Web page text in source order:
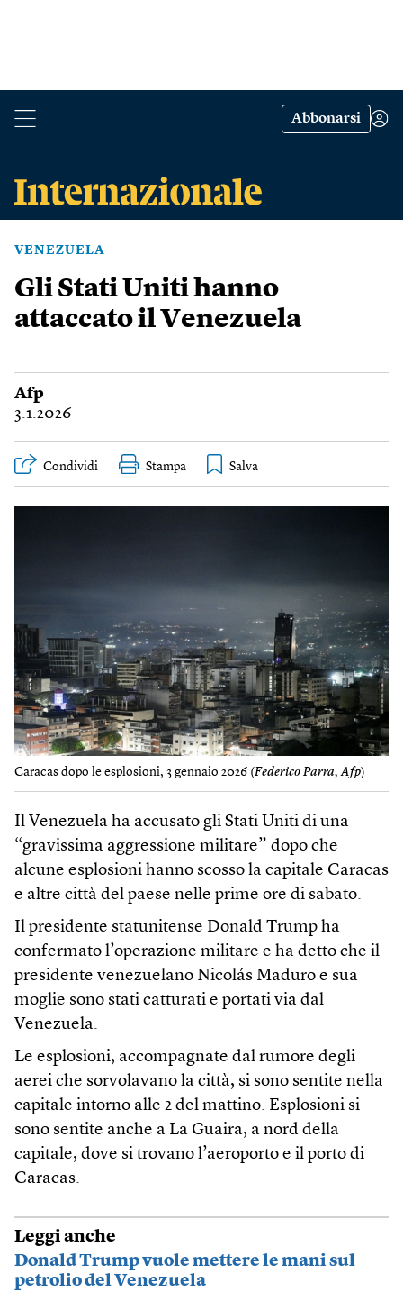
Abbonarsi
VENEZUELA
Gli Stati Uniti hanno
attaccato il Venezuela
Afp
3.1.2026
Condividi Stampa
Caracas dopo le esplosioni, 3 gennaio 2026 (Federico Parra, Afp)
Il Venezuela ha accusato gli Stati Uniti di una
“gravissima aggressione militare” dopo che
alcune esplosioni hanno scosso la capitale Caracas
e altre città del paese nelle prime ore di sabato.
Il presidente statunitense Donald Trump ha
confermato l’operazione militare e ha detto che il
presidente venezuelano Nicolás Maduro e sua
moglie sono stati catturati e portati via dal
Venezuela.
Le esplosioni, accompagnate dal rumore degli
aerei che sorvolavano la città, si sono sentite nella
capitale intorno alle 2 del mattino. Esplosioni si
sono sentite anche a La Guaira, a nord della
capitale, dove si trovano l’aeroporto e il porto di
Caracas.
Leggi anche
Donald Trump vuole mettere le mani sul
petrolio del Venezuela